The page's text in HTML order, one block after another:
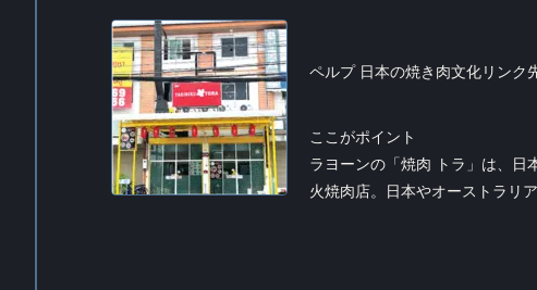
ペルプ 日本の焼き肉文化リンク
ここがポイント
ラヨーンの「焼肉 トラ」は、日
火焼肉店。日本やオーストラリ